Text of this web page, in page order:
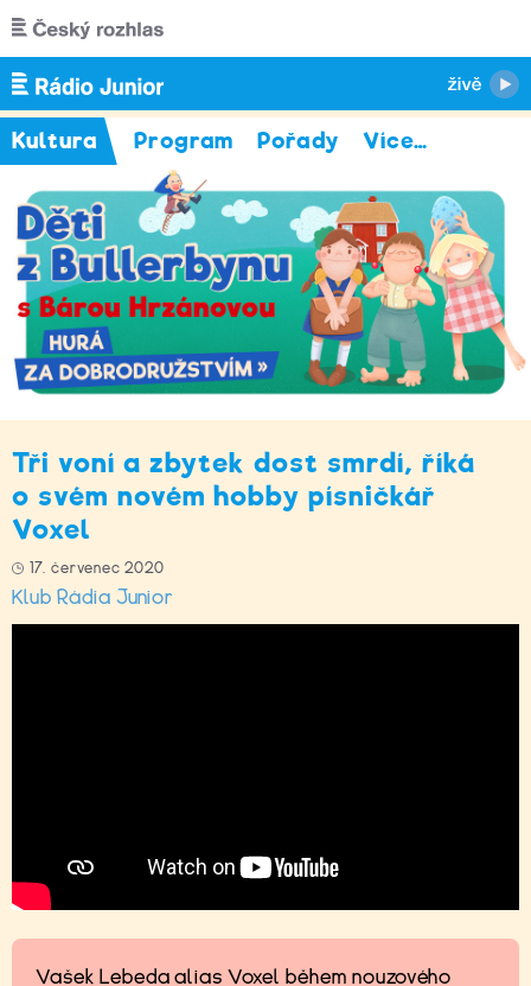
Přejít k hlavnímu obsahu
Kultura Program Pořady Více…
Tři voní a zbytek dost smrdí, říká
o svém novém hobby písničkář
Voxel
17. červenec 2020
Klub Rádia Junior
Vašek Lebeda alias Voxel během nouzového